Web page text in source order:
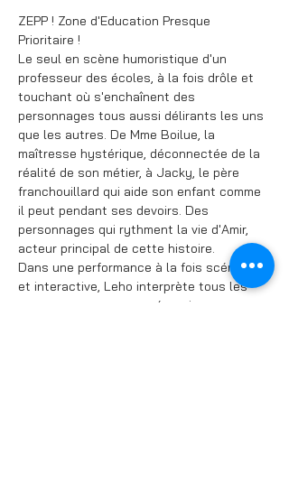
ZEPP ! Zone d'Education Presque
Prioritaire !
Le seul en scène humoristique d'un
professeur des écoles, à la fois drôle et
touchant où s'enchaînent des
personnages tous aussi délirants les uns
que les autres. De Mme Boilue, la
maîtresse hystérique, déconnectée de la
réalité de son métier, à Jacky, le père
franchouillard qui aide son enfant comme
il peut pendant ses devoirs. Des
personnages qui rythment la vie d'Amir,
acteur principal de cette histoire.
Dans une performance à la fois scénique
et interactive, Leho interprète tous les
personnages avec une énergie